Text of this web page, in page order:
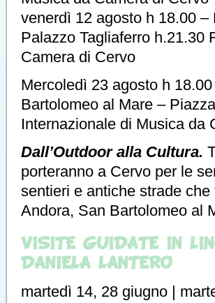
venerdì 12 agosto h 18.00
Palazzo Tagliaferro h.21.30
Camera di Cervo
Mercoledì 23 agosto h
Bartolomeo al Mare –
Internazionale di Musica da
Dall’Outdoor alla Cultura.
porteranno a Cervo per le
sentieri e antiche strade
Andora, San Bartolomeo al
VISITE GUIDATE IN
DANIELA LANTERO
martedì 14, 28 giugno |